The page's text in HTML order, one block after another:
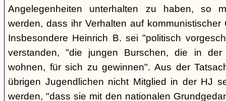
Angelegenheiten unterhalten zu haben, so
werden, dass ihr Verhalten auf kommunistischer
Insbesondere Heinrich B. sei "politisch
verstanden, "die jungen Burschen, die in der
wohnen, für sich zu gewinnen". Aus der
übrigen Jugendlichen nicht Mitglied in der HJ
werden, "dass sie mit den nationalen